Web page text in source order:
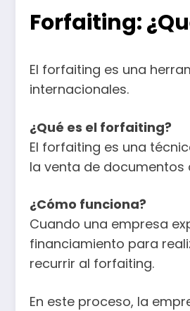
Forfaiting:
El forfaiting es una
internacionales.
¿Qué es el forfaiting?
El forfaiting es una
la venta de
¿Cómo funciona?
Cuando una empresa
financiamiento para
recurrir al forfaiting.
En este proceso, la